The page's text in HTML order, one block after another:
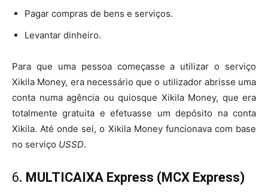
Pagar compras de bens e serviços.
Levantar dinheiro.
Para que uma pessoa começasse a utilizar o serviço
Xikila Money, era necessário que o utilizador abrisse uma
conta numa agência ou quiosque Xikila Money, que era
totalmente gratuita e efetuasse um depósito na conta
Xikila. Até onde sei, o Xikila Money funcionava com base
no serviço USSD.
6. MULTICAIXA Express (MCX Express)